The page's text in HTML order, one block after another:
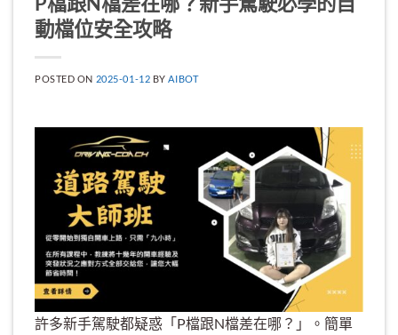
動檔位安全攻略
POSTED ON 2025-01-12 BY AIBOT
許多新手駕駛都疑惑「P檔跟N檔差在哪？」。簡單